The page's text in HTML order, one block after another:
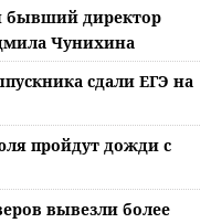
бывший директор
Чунихина
сдали ЕГЭ на
пройдут дожди с
вывезли более